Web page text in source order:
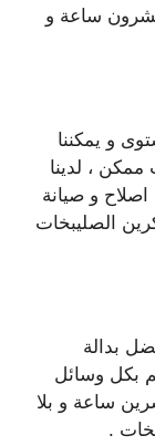
ساعة و
و يمكننا
، لدينا
و صيانة
الصليبخات
بدالة
بكل وسائل
ساعة و بلا
.